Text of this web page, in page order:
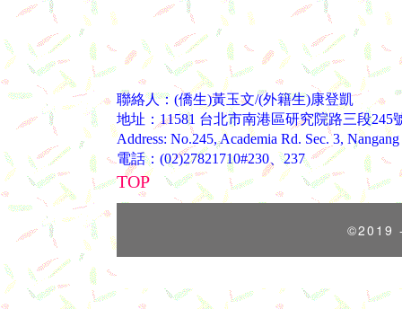
聯絡人：(僑生)黃玉文/(外籍生)康登凱
地址：11581 台北市南港區研究院路三段245
Address: No.245, Academia Rd. Sec. 3,
電話：(02)27821710#230、237
TOP